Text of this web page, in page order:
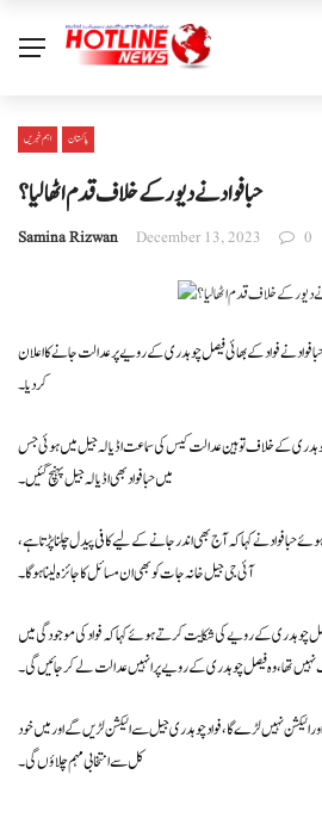
اہم خبریں پاکستان
حبا فواد نےدیور کے خلاف قدم اٹھالیا ؟
Samina Rizwan December 13, 2023 0
فواد نے فواد کے بھائی فیصل چوہدری کے رویے پر عدالت جانے کا اعلان
کر دیا۔
چوہدری کے خلاف توہین عدالت کیس کی سماعت اڈیالہ جیل میں ہوئی جس
میں حبا فواد بھی اڈیالہ جیل پہنچ گئیں۔
حبا فواد نے کہا کہ آج بھی اندر جانے کے لیے کافی پیدل چلنا پڑتا ہے،
آئی جی جیل خانہ جات کو بھی ان مسائل کا جائزہ لینا ہوگا۔
چوہدری کے رویے کی شکایت کرتے ہوئے کہا کہ فواد کی موجودگی میں
نہیں تھا، وہ فیصل چوہدری کے رویے پر انہیں عدالت لے کر جائیں گی۔
الیکشن نہیں لڑے گا، فواد چوہدری جیل سے الیکشن لڑیں گے اور میں خود
کل سے انتخابی مہم چلاؤں گی ۔